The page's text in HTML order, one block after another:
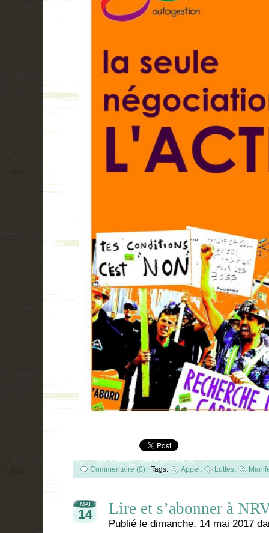
Commentaire (0) Tags: Appel , Luttes,
MAI
14 Lire et s’abonner à
Publié le dimanche, 14 mai 2017